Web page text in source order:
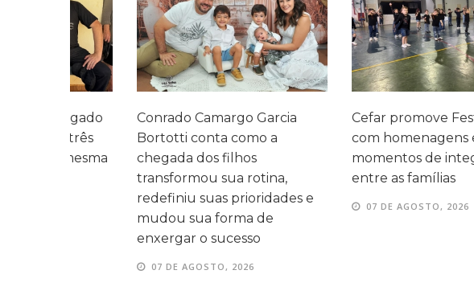
Conrado Camargo Garcia
Bortotti conta como a
chegada dos filhos
transformou sua rotina,
redefiniu suas prioridades e
mudou sua forma de
enxergar o sucesso
07 DE AGOSTO, 2026
Cefar promove Festa dos Pais
com homenagens e
momentos de integração
entre as famílias
07 DE AGOSTO, 2026